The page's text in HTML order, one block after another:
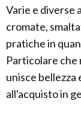
Varie e diverse
cromate,
pratiche in
Particolare che
unisce
all'acquisto in